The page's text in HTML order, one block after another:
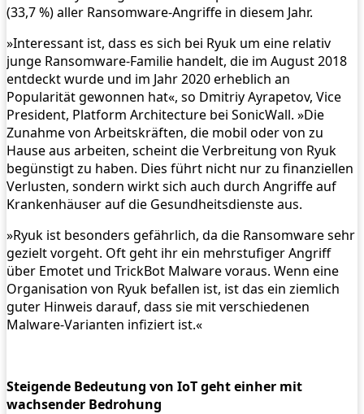
(33,7 %) aller Ransomware-Angriffe in diesem Jahr.
»Interessant ist, dass es sich bei Ryuk um eine relativ
junge Ransomware-Familie handelt, die im August 2018
entdeckt wurde und im Jahr 2020 erheblich an
Popularität gewonnen hat«, so Dmitriy Ayrapetov, Vice
President, Platform Architecture bei SonicWall. »Die
Zunahme von Arbeitskräften, die mobil oder von zu
Hause aus arbeiten, scheint die Verbreitung von Ryuk
begünstigt zu haben. Dies führt nicht nur zu finanziellen
Verlusten, sondern wirkt sich auch durch Angriffe auf
Krankenhäuser auf die Gesundheitsdienste aus.
»Ryuk ist besonders gefährlich, da die Ransomware sehr
gezielt vorgeht. Oft geht ihr ein mehrstufiger Angriff
über Emotet und TrickBot Malware voraus. Wenn eine
Organisation von Ryuk befallen ist, ist das ein ziemlich
guter Hinweis darauf, dass sie mit verschiedenen
Malware-Varianten infiziert ist.«
Steigende Bedeutung von IoT geht einher mit
wachsender Bedrohung